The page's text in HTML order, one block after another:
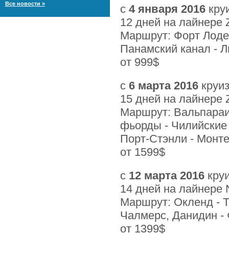
Все новости »
с 4 января 2016
12 дней на лайнере
Маршрут: Форт
Панамский канал -
от 999$
с 6 марта 2016
15 дней на лайнере
Маршрут:
фьорды -
Порт-Стэнли -
от 1599$
с 12 марта 2016
14 дней на лайнере
Маршрут: Окленд -
Чалмерс, Данидин -
от 1399$